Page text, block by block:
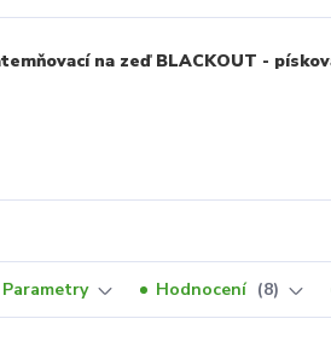
na zeď BLACKOUT -
Parametry Hodnocení 8